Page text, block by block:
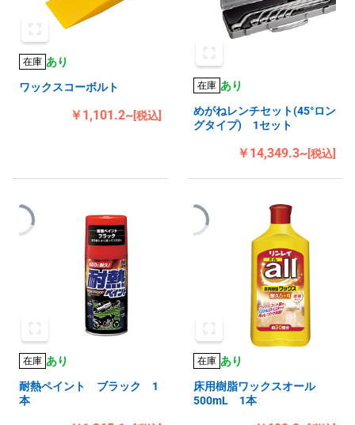
在庫 あり
ワックスコーボルト
￥1,101.2~[税込]
在庫 あり
めがねレンチセット(45°ロン
グタイプ) 1セット
￥14,349.3~[税込]
在庫 あり
耐熱ペイント ブラック 1
本
在庫 あり
床用樹脂ワックスオール
500mL 1本